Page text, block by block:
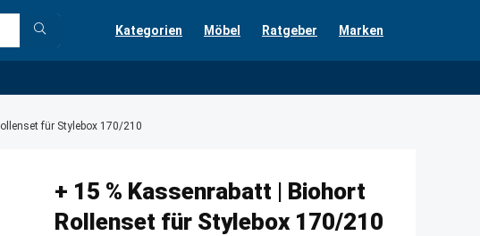
Kategorien Möbel Ratgeber Marken
für Stylebox 170/210
+ 15 % Kassenrabatt | Biohort
Rollenset für Stylebox 170/210